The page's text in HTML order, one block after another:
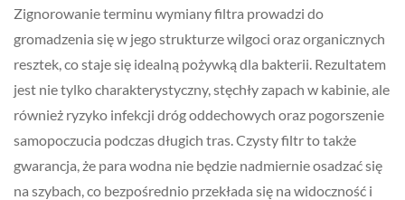
Zignorowanie terminu wymiany filtra prowadzi do
gromadzenia się w jego strukturze wilgoci oraz organicznych
resztek, co staje się idealną pożywką dla bakterii. Rezultatem
jest nie tylko charakterystyczny, stęchły zapach w kabinie, ale
również ryzyko infekcji dróg oddechowych oraz pogorszenie
samopoczucia podczas długich tras. Czysty filtr to także
gwarancja, że para wodna nie będzie nadmiernie osadzać się
na szybach, co bezpośrednio przekłada się na widoczność i